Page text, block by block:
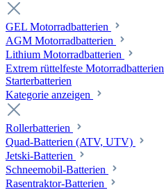
GEL Motorradbatterien
AGM Motorradbatterien
Lithium Motorradbatterien
Extrem rüttelfeste Motorradbatterien
Starterbatterien
Kategorie anzeigen
Rollerbatterien
Quad-Batterien (ATV, UTV)
Jetski-Batterien
Schneemobil-Batterien
Rasentraktor-Batterien